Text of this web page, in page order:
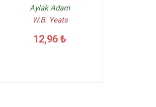
Aylak Adam
W.B. Yeats
12,96 ₺